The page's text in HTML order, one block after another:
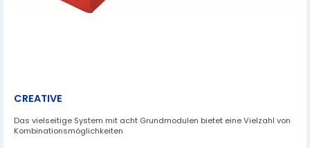
CREATIVE
Das vielseitige System mit acht Grundmodulen bietet eine Vielzahl von
Kombinationsmöglichkeiten